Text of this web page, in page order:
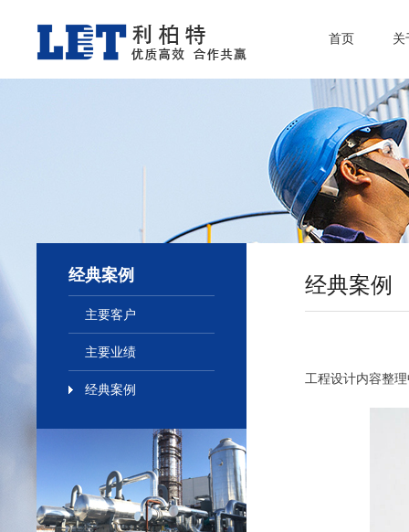
首页 关
经典案例
主要客户
主要业绩
经典案例
经典案例
工程设计内容整